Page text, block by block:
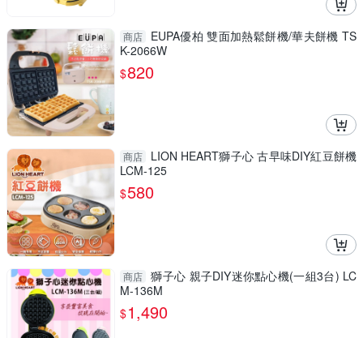
商店
EUPA優柏 雙面加熱鬆餅機/華夫餅機 TS
K-2066W
$820
商店
LION HEART獅子心 古早味DIY紅豆餅機
LCM-125
$580
商店 獅子心 親子DIY迷你點心機(一組3台) LC
M-136M
$1,490